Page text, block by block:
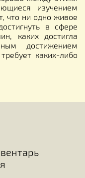
изучением
что ни одно живое
в сфере
каких достигла
достижением
каких-либо